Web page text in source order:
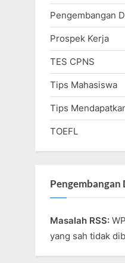
Pengembangan
Prospek Kerja
TES CPNS
Tips Mahasiswa
Tips
TOEFL
Pengembangan
Masalah RSS:
yang sah tidak